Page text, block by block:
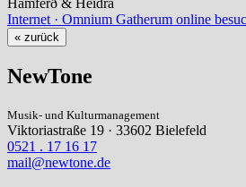
Internet · Omnium Gatherum online
« zurück
NewTone
Musik- und Kulturmanagement
Viktoriastraße 19 · 33602 Bielefeld
0521 . 17 16 17
mail@newtone.de